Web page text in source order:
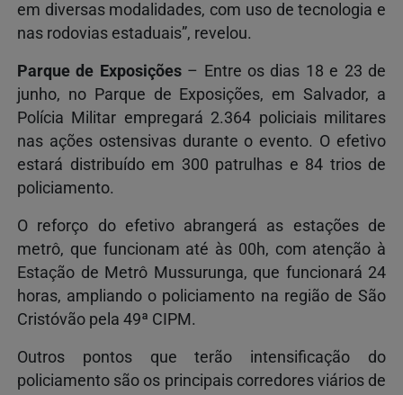
em diversas modalidades, com uso de tecnologia e
nas rodovias estaduais”, revelou.
Parque de Exposições– Entre os dias 18 e 23 de
junho, no Parque de Exposições, em Salvador, a
Polícia Militar empregará 2.364 policiais militares
nas ações ostensivas durante o evento. O efetivo
estará distribuído em 300 patrulhas e 84 trios de
policiamento.
O reforço do efetivo abrangerá as estações de
metrô, que funcionam até às 00h, com atenção à
Estação de Metrô Mussurunga, que funcionará 24
horas, ampliando o policiamento na região de São
Cristóvão pela 49ª CIPM.
Outros pontos que terão intensificação do
policiamento são os principais corredores viários de